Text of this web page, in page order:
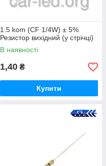
1.5 kom (CF 1/4W) ± 5%
Резистор вихідний (у стрічці)
В наявності
1,40 ₴
Купити